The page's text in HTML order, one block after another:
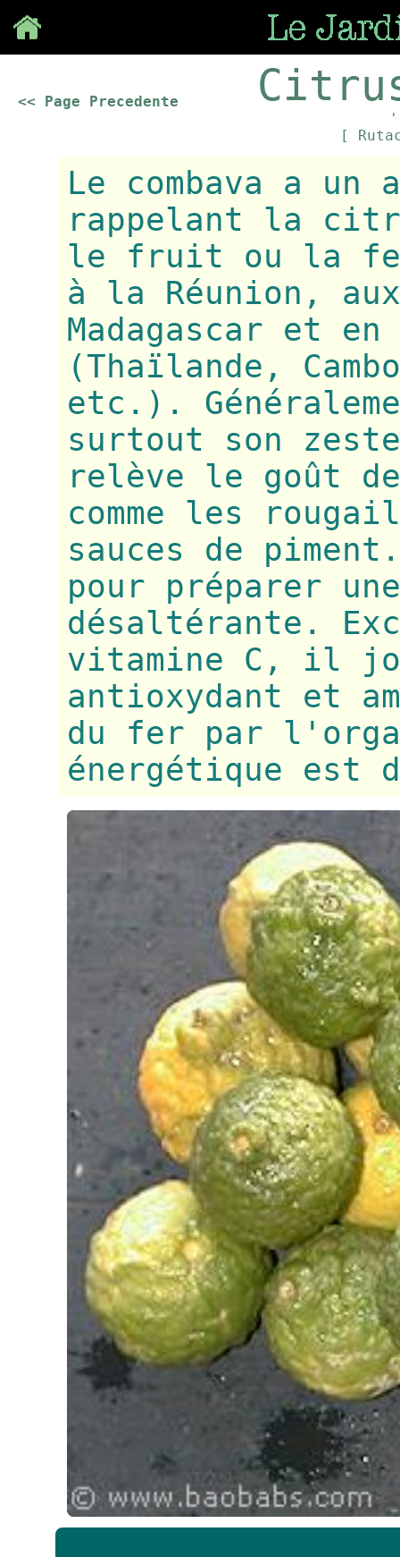
<< Page Precedente
'
[
Le combava a
rappelant la
le fruit ou la
à la Réunion,
Madagascar et
(Thaïlande,
etc.).
surtout son
relève le goût
comme les
sauces de
pour préparer
désaltérante.
vitamine C, il
antioxydant et
du fer par
énergétique est